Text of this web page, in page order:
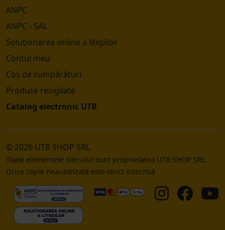
ANPC
ANPC - SAL
Soluționarea online a litigiilor
Contul meu
Coș de cumpărături
Produse resigilate
Catalog electronic UTB
© 2026 UTB SHOP SRL
Toate elementele site-ului sunt proprietatea UTB SHOP SRL.
Orice copie neautorizată este strict interzisă